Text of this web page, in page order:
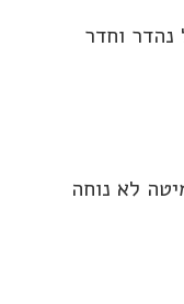
וחדר
לא נוחה